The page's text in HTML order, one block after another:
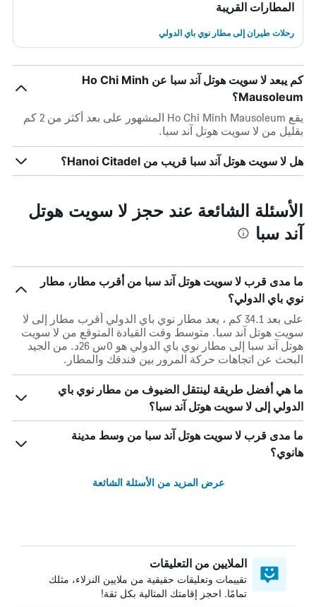
المطارات القريبة
رحلات طيران إلى مطار نوي باي الدولي
كم يبعد لا سويت هوتل آند سبا عن Ho Chi Minh
Mausoleum؟
يقع Ho Chi Minh Mausoleum المشهور على بعد أكثر من 2 كم
بقليل من لا سويت هوتل آند سبا.
هل لا سويت هوتل آند سبا قريب من Hanoi Citadel؟
الأسئلة الشائعة عند حجز لا سويت هوتل
آند سبا
ما مدى قرب لا سويت هوتل آند سبا من أقرب مطار، مطار
نوي باي الدولي؟
على بعد 34.1 كم ، يعد مطار نوي باي الدولي أقرب مطار إلى لا
سويت هوتل آند سبا. متوسط وقت القيادة المتوقع من لا سويت
هوتل آند سبا إلى مطار نوي باي الدولي هو 0س 26د. من الجيد
البحث عن اتجاهات حركة المرور بين فندقك والمطار.
ما هي أفضل طريقة لينتقل الضيوف من مطار نوي باي
الدولي إلى لا سويت هوتل آند سبا؟
ما مدى قرب لا سويت هوتل آند سبا من وسط مدينة
هانوي؟
عرض المزيد من الأسئلة الشائعة
الملايين من التعليقات
تقييمات وتعليقات حقيقية من ملايين النزلاء، مثلك
تمامًا. احجز إقامتك المثالية بكل ثقة!